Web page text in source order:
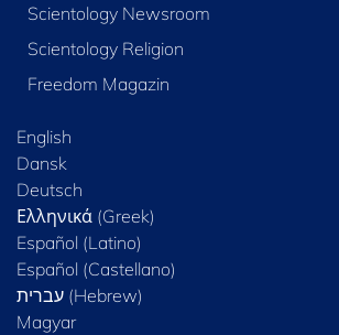
Scientology Newsroom
Scientology Religion
Freedom Magazin
English
Dansk
Deutsch
Ελληνικά (Greek)
Español (Latino)
Español (Castellano)
Magyar